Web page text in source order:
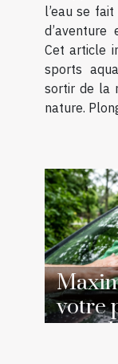
l’eau se
Cet article
sports
sortir de la
nature.
votre
et